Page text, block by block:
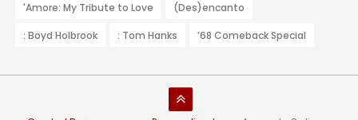
'Amore: My Tribute to Love (Des)encanto
: Boyd Holbrook : Tom Hanks ’68 Comeback Special